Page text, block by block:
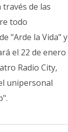
de las
todo
"Arde la Vida" y
el 22 de enero
Radio City,
unipersonal